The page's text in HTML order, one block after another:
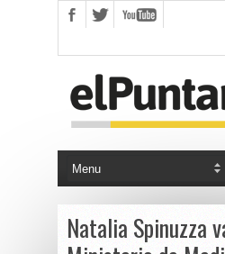
Natalia Spinuzza